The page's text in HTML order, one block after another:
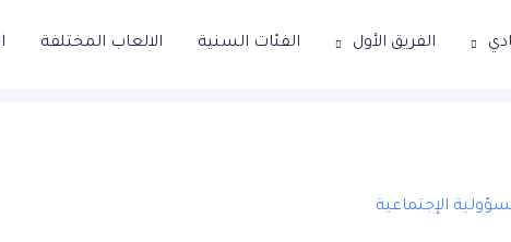
الفريق الأول الفئات السنية الالعاب المختلفة
الإجتماعية